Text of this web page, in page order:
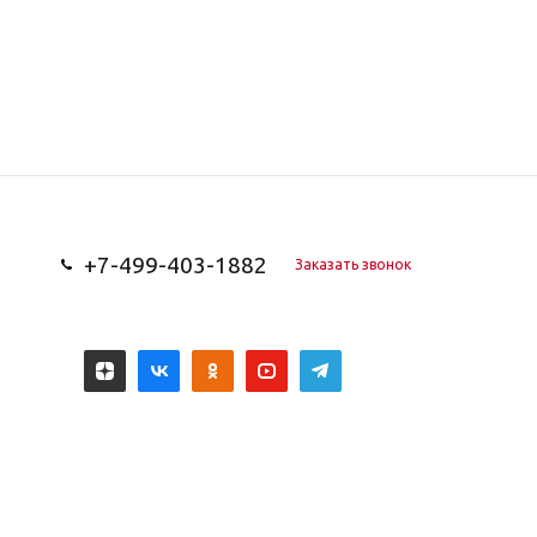
+7-499-403-1882 Заказать звонок